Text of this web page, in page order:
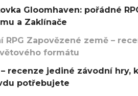
Gloomhaven: pořádné
a Zaklínače
RPG Zapovězené země –
formátu
– recenze jediné závodní hry,
potřebujete